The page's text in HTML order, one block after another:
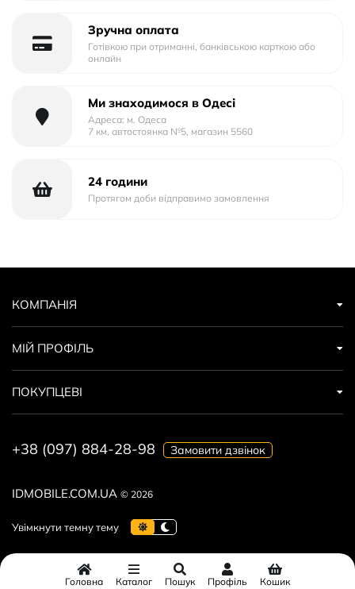
Зручна оплата
Готівкою при отриманні, банківською карткою або
онлайн
Ми знаходимося в Одесі
Адреса: м. Одеса
7 км, автостоянка №5, магазин 5560
24 години
Протягом доби відправимо замовлення
IDMOBILE.COM.UA © 2026
КОМПАНІЯ
МІЙ ПРОФІЛЬ
ПОКУПЦЕВІ
+38 (097) 884-28-98 Замовити дзвінок
Головна Каталог Пошук Профіль Кошик